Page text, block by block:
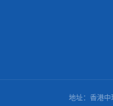
地址：香港